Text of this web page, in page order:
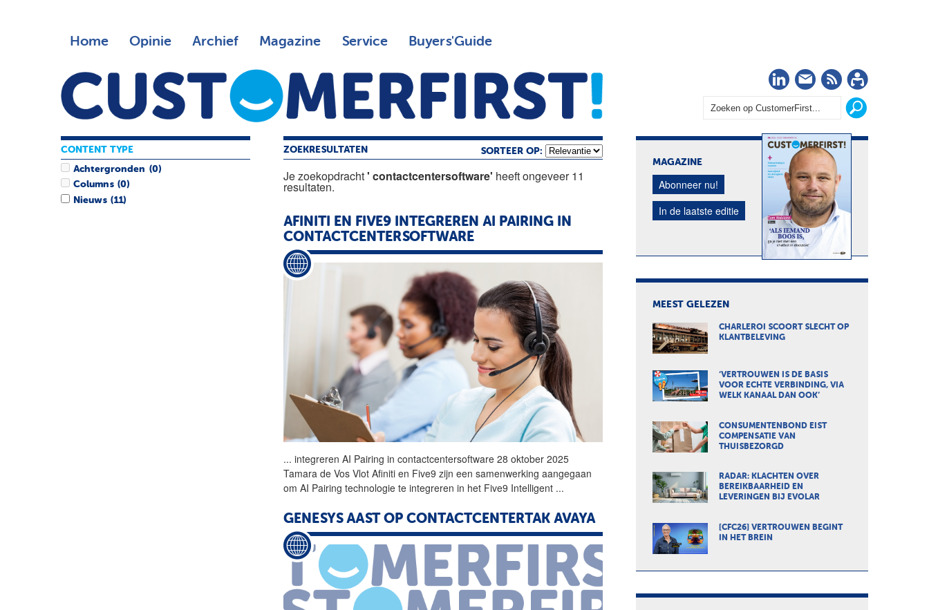
Home Opinie Archief Magazine Service Buyers'Guide
LinkedIn
Nieuwsbrief
RSS
ZOEKRESULTATEN SORTEER OP:
Je zoekopdracht' contactcentersoftware' heeft ongeveer 11
resultaten.
AFINITI EN FIVE9 INTEGREREN AI PAIRING IN
CONTACTCENTERSOFTWARE
... integreren AI Pairing incontactcentersoftware 28 oktober 2025
Tamara de Vos Vlot Afiniti en Five9 zijn een samenwerking aangegaan
om AI Pairing technologie te integreren in het Five9 Intelligent ...
GENESYS AAST OP CONTACTCENTERTAK AVAYA
CONTENT TYPE
Achtergronden (0)
Columns (0)
Nieuws (11)
MAGAZINE
Abonneer nu!
In de laatste editie
MEEST GELEZEN
CHARLEROI SCOORT SLECHT OP
KLANTBELEVING
‘VERTROUWEN IS DE BASIS
VOOR ECHTE VERBINDING, VIA
WELK KANAAL DAN OOK’
CONSUMENTENBOND EIST
COMPENSATIE VAN
THUISBEZORGD
RADAR: KLACHTEN OVER
BEREIKBAARHEID EN
LEVERINGEN BIJ EVOLAR
[CFC26] VERTROUWEN BEGINT
IN HET BREIN